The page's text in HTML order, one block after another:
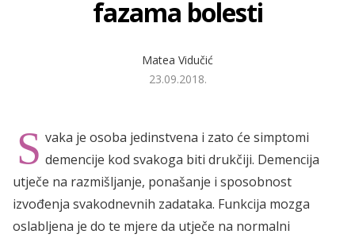
fazama bolesti
Matea Vidučić
23.09.2018.
S vaka je osoba jedinstvena i zato će simptomi
demencije kod svakoga biti drukčiji. Demencija
utječe na razmišljanje, ponašanje i sposobnost
izvođenja svakodnevnih zadataka. Funkcija mozga
oslabljena je do te mjere da utječe na normalni